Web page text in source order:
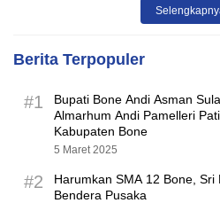
Berita Terpopuler
#1
Bupati Bone Andi Asman
Almarhum Andi Pamelleri
Kabupaten Bone
5 Maret 2025
#2
Harumkan SMA 12 Bone,
Bendera Pusaka